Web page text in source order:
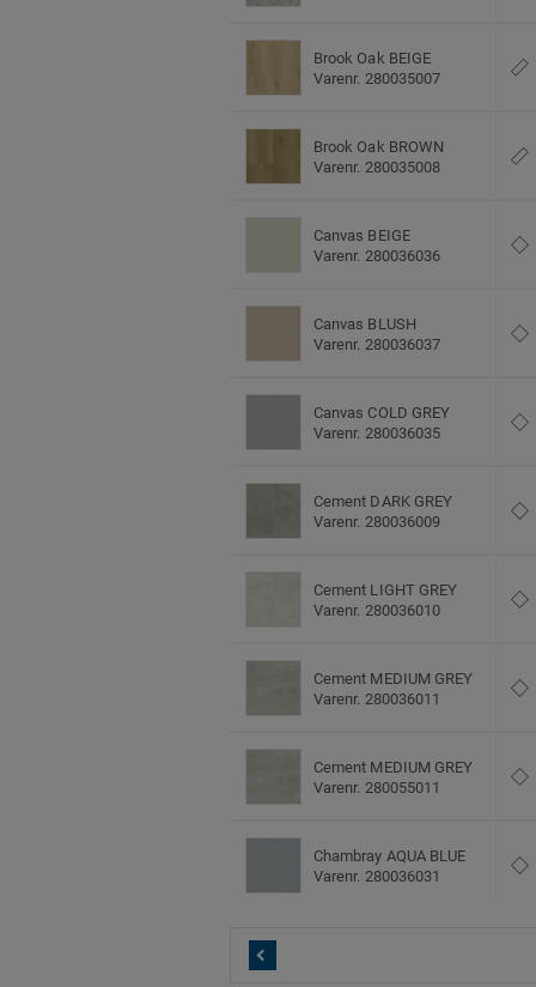
Brook Oak BEIGE
Varenr. 280035007
Brook Oak BROWN
Varenr. 280035008
Canvas BEIGE
Varenr. 280036036
Canvas BLUSH
Varenr. 280036037
Canvas COLD GREY
Varenr. 280036035
Cement DARK GREY
Varenr. 280036009
Cement LIGHT GREY
Varenr. 280036010
Cement MEDIUM GREY
Varenr. 280036011
Cement MEDIUM GREY
Varenr. 280055011
Chambray AQUA BLUE
Varenr. 280036031